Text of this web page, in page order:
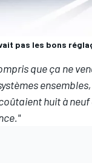
pas les bons
que ça ne
huit à neuf